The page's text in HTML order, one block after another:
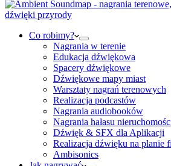
Co robimy?
Nagrania w terenie
Edukacja dźwiękowa
Spacery dźwiękowe
Dźwiękowe mapy miast
Warsztaty nagrań terenowych
Realizacja podcastów
Nagrania audiobooków
Nagrania hałasu
Dźwięk & SFX dla Aplikacji
Realizacja dźwięku na planie
Ambisonics